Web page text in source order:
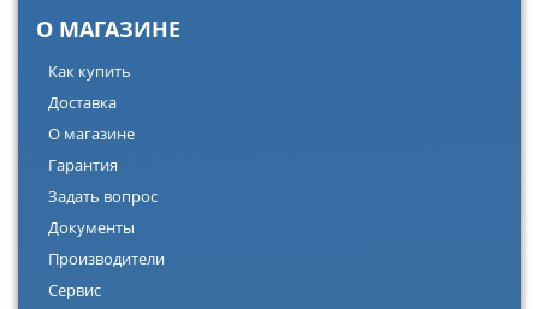
О МАГАЗИНЕ
Как купить
Доставка
О магазине
Гарантия
Задать вопрос
Документы
Производители
Сервис